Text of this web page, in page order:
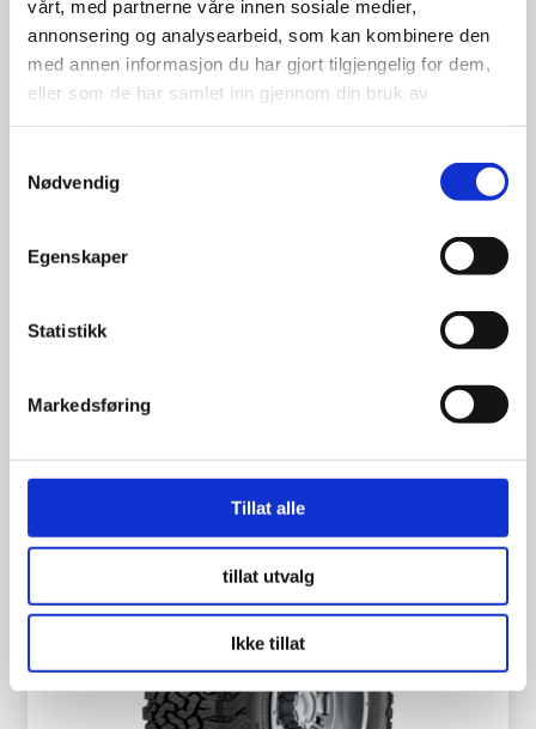
vårt, med partnerne våre innen sosiale medier,
annonsering og analysearbeid, som kan kombinere den
med annen informasjon du har gjort tilgjengelig for dem,
eller som de har samlet inn gjennom din bruk av
Nødvendig
Egenskaper
Statistikk
Markedsføring
Tillat alle
tillat utvalg
Ikke tillat
Imperial EcoDriver4 195/70R14